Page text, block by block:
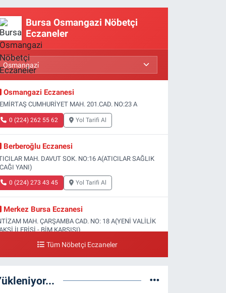
Bursa Osmangazi Nöbetçi
Eczaneler
Osmangazi Eczanesi
CUMHURİYET MAH. 201.CAD. NO:23 A
0 (224) 262 55 62 Yol Tarifi Al
Berberoğlu Eczanesi
MAH. DAVUT SOK. NO:16 A(ATICILAR SAĞLIK
YANI)
0 (224) 273 43 45 Yol Tarifi Al
Merkez Bursa Eczanesi
MAH. ÇARŞAMBA CAD. NO: 18 A(YENİ VALİLİK
İLERİSİ - BİM KARŞISI)
0 (224) 253 13 19 Yol Tarifi Al
MAH. DOĞAN CAD. NO:61(BEŞYOL ALTI - FATİH
Tüm Nöbetçi Eczaneler